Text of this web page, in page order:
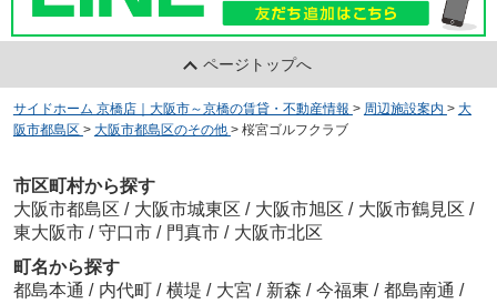
ページトップへ
サイドホーム 京橋店｜大阪市～京橋の賃貸・不動産情報 > 周辺施設案内 > 大
阪市都島区 > 大阪市都島区のその他 > 桜宮ゴルフクラブ
市区町村から探す
大阪市都島区 / 大阪市城東区 / 大阪市旭区 / 大阪市鶴見区 /
東大阪市 / 守口市 / 門真市 / 大阪市北区
町名から探す
都島本通 / 内代町 / 横堤 / 大宮 / 新森 / 今福東 / 都島南通 /